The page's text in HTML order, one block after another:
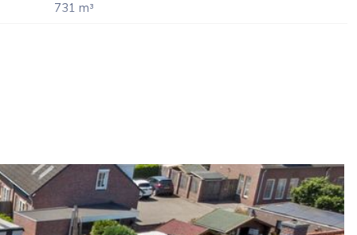
731 m³
Dubbel glas, muurisolatie